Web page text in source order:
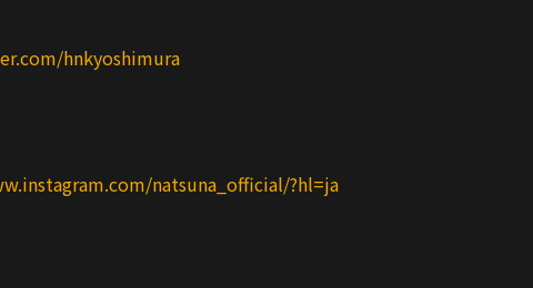
hnkyoshimura
natsuna_official/?hl=ja